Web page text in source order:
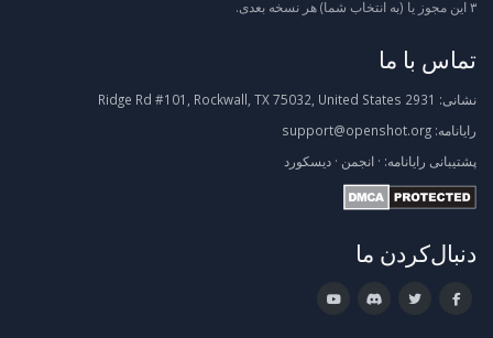
۳ این مجوز یا (به انتخاب شما) هر نسخه بعدی.
تماس با ما
نشانی:
رایانامه: support@openshot.org
پشتیبانی رایانامه: · انجمن · دیسکورد
دنبال‌کردن ما